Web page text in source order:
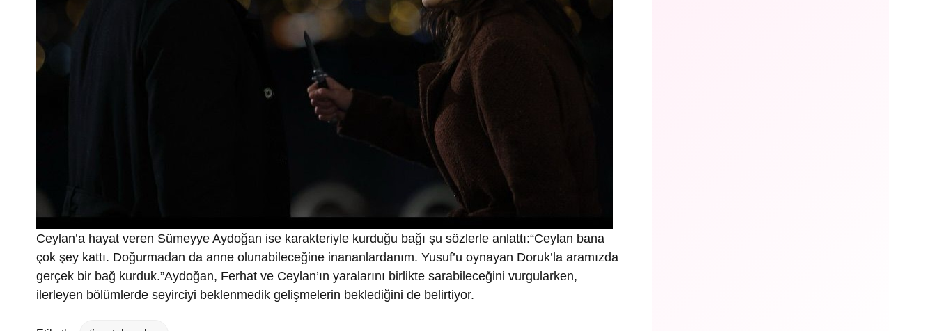
Ceylan’a hayat veren Sümeyye Aydoğan ise karakteriyle kurduğu bağı şu sözlerle anlattı:“Ceylan bana
çok şey kattı. Doğurmadan da anne olunabileceğine inananlardanım. Yusuf’u oynayan Doruk’la aramızda
gerçek bir bağ kurduk.”Aydoğan, Ferhat ve Ceylan’ın yaralarını birlikte sarabileceğini vurgularken,
ilerleyen bölümlerde seyirciyi beklenmedik gelişmelerin beklediğini de belirtiyor.